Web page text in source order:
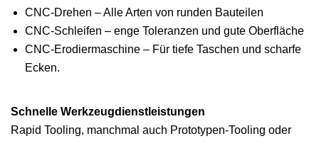
CNC-Drehen – Alle Arten von runden Bauteilen
CNC-Schleifen – enge Toleranzen und gute Oberfläche
CNC-Erodiermaschine – Für tiefe Taschen und scharfe
Ecken.
Schnelle Werkzeugdienstleistungen
Rapid Tooling, manchmal auch Prototypen-Tooling oder